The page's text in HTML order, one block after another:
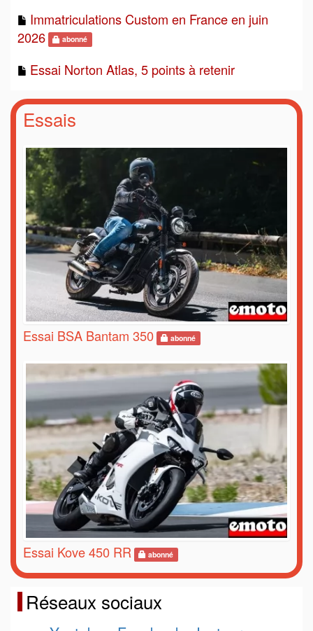
Immatriculations Custom en France en juin
2026
abonné
Essai Norton Atlas, 5 points à retenir
Essais
Essai BSA Bantam 350 abonné
Essai Kove 450 RR abonné
Réseaux sociaux